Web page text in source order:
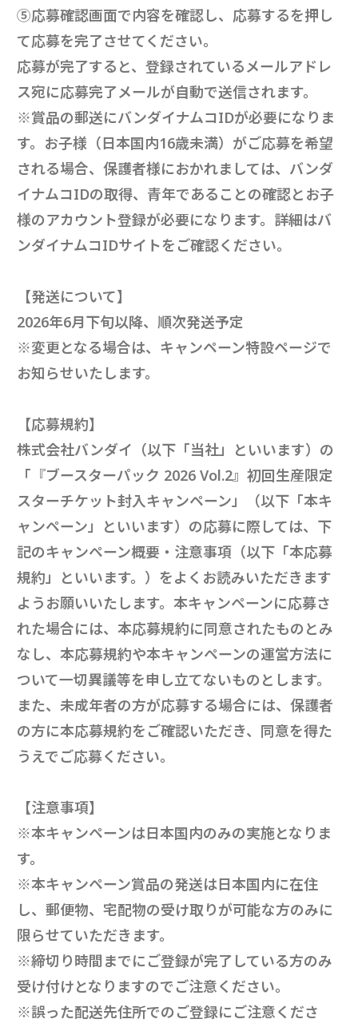
⑤応募確認画面で内容を確認し、応募するを押し
て応募を完了させてください。
応募が完了すると、登録されているメールアドレ
ス宛に応募完了メールが自動で送信されます。
※賞品の郵送にバンダイナムコIDが必要になりま
す。お子様（日本国内16歳未満）がご応募を希望
される場合、保護者様におかれましては、バンダ
イナムコIDの取得、青年であることの確認とお子
様のアカウント登録が必要になります。詳細はバ
ンダイナムコIDサイトをご確認ください。
【発送について】
2026年6月下旬以降、順次発送予定
※変更となる場合は、キャンペーン特設ページで
お知らせいたします。
【応募規約】
株式会社バンダイ（以下「当社」といいます）の
「『ブースターパック 2026 Vol.2』初回生産限定
スターチケット封入キャンペーン」（以下「本キ
ャンペーン」といいます）の応募に際しては、下
記のキャンペーン概要・注意事項（以下「本応募
規約」といいます。）をよくお読みいただきます
ようお願いいたします。本キャンペーンに応募さ
れた場合には、本応募規約に同意されたものとみ
なし、本応募規約や本キャンペーンの運営方法に
ついて一切異議等を申し立てないものとします。
また、未成年者の方が応募する場合には、保護者
の方に本応募規約をご確認いただき、同意を得た
うえでご応募ください。
【注意事項】
※本キャンペーンは日本国内のみの実施となりま
す。
※本キャンペーン賞品の発送は日本国内に在住
し、郵便物、宅配物の受け取りが可能な方のみに
限らせていただきます。
※締切り時間までにご登録が完了している方のみ
受け付けとなりますのでご注意ください。
※誤った配送先住所でのご登録にご注意くださ